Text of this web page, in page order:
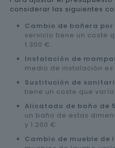
considerar las siguientes
Cambio de bañera
servicio tiene un coste
1.300 €.
Instalación de
medio de instalación
Sustitución de
tiene un coste que
Alicatado de baño de
un baño de estas
y 1.200 €.
Cambio de mueble de